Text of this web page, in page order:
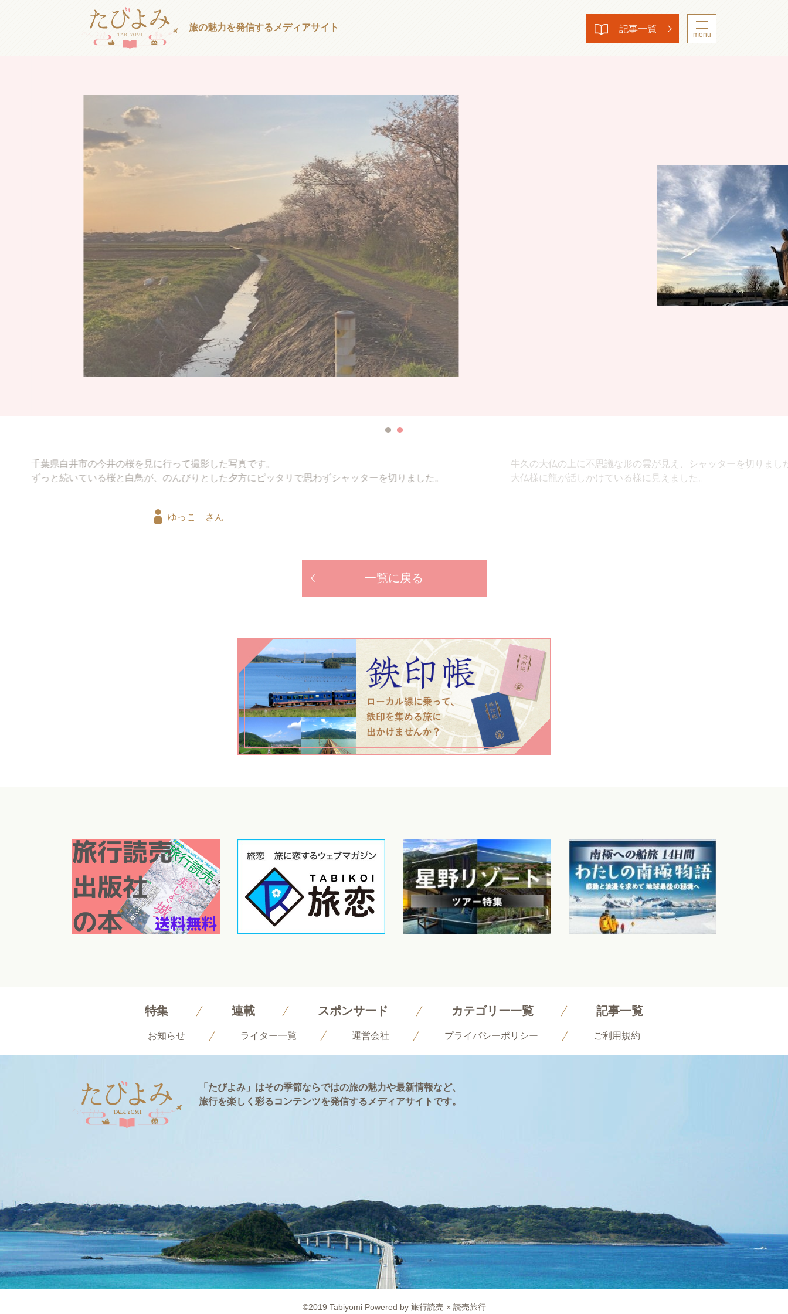
旅の魅力を発信する メディアサイト 記事一覧
menu
牛久の大仏の上に不思議な形の雲が見え、シャッターを切りました。
大仏様に龍が話しかけている様に見えました。
ゆっこ さん
一覧に戻る
特集 連載 スポンサード カテゴリー一覧 記事一覧
お知らせ ライター一覧 運営会社 プライバシーポリシー ご利用規約
「たびよみ」はその季節ならではの旅の魅力や最新情報など、
旅行を楽しく彩るコンテンツを発信するメディアサイトです。
©2019 Tabiyomi Powered by 旅行読売 × 読売旅行